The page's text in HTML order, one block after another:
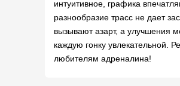
интуитивное, графика
разнообразие трасс не дает
вызывают азарт, а улучшения
каждую гонку увлекательной.
любителям адреналина!